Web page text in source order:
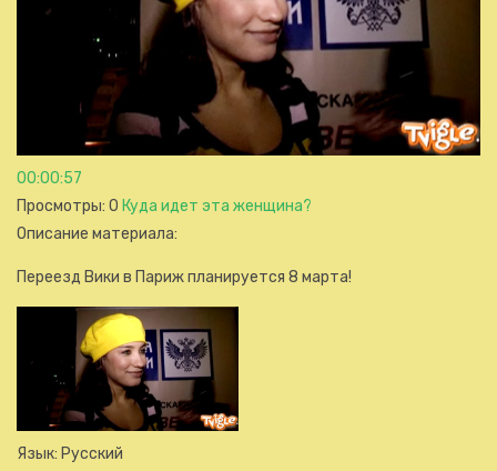
00:00:57
Просмотры: 0 Куда идет эта женщина?
Описание материала:
Переезд Вики в Париж планируется 8 марта!
Язык: Русский